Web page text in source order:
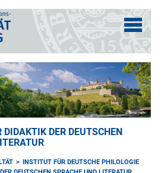
DIDAKTIK DER DEUTSCHEN
INSTITUT FÜR DEUTSCHE PHILOLOGIE